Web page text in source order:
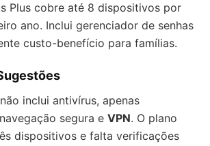
Plus cobre até 8 dispositivos por
ano. Inclui gerenciador de senhas
custo-benefício para famílias.
inclui antivírus, apenas
segura e VPN. O plano
dispositivos e falta verificações